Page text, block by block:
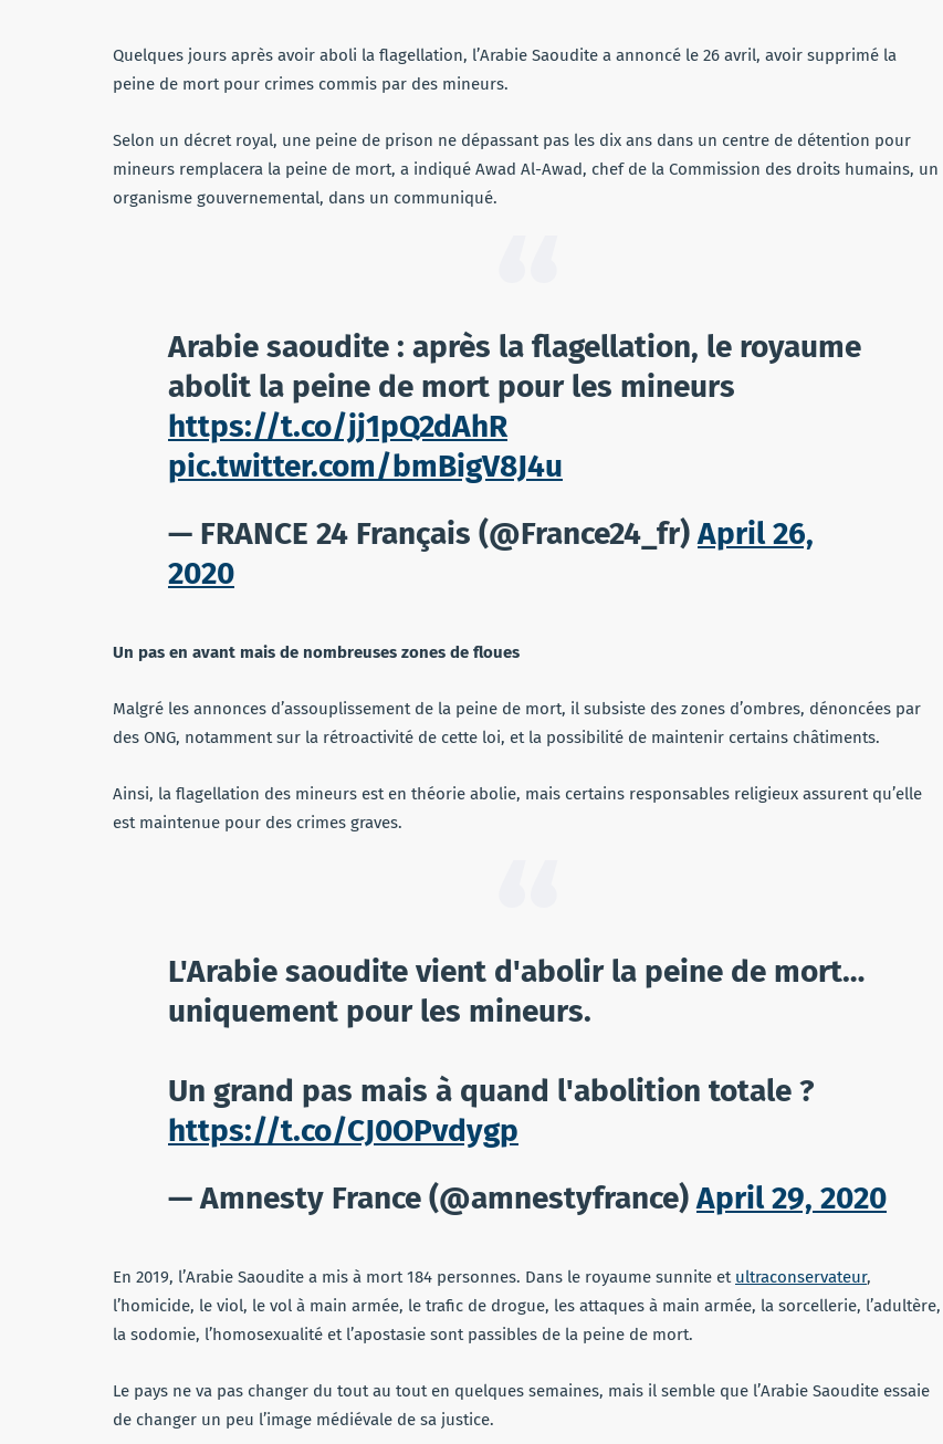
Quelques jours après avoir aboli la flagellation, l’Arabie Saoudite a annoncé le 26 avril, avoir supprimé la
peine de mort pour crimes commis par des mineurs.
Selon un décret royal, une peine de prison ne dépassant pas les dix ans dans un centre de détention pour
mineurs remplacera la peine de mort, a indiqué Awad Al-Awad, chef de la Commission des droits humains, un
organisme gouvernemental, dans un communiqué.
Arabie saoudite : après la flagellation, le royaume
abolit la peine de mort pour les mineurs
https://t.co/jj1pQ2dAhR
pic.twitter.com/bmBigV8J4u
— FRANCE 24 Français (@France24_fr)April 26,
2020
Un pas en avant mais de nombreuses zones de floues
Malgré les annonces d’assouplissement de la peine de mort, il subsiste des zones d’ombres, dénoncées par
des ONG, notamment sur la rétroactivité de cette loi, et la possibilité de maintenir certains châtiments.
Ainsi, la flagellation des mineurs est en théorie abolie, mais certains responsables religieux assurent qu’elle
est maintenue pour des crimes graves.
L'Arabie saoudite vient d'abolir la peine de mort…
uniquement pour les mineurs.
Un grand pas mais à quand l'abolition totale ?
https://t.co/CJ0OPvdygp
— Amnesty France (@amnestyfrance)April 29, 2020
En 2019, l’Arabie Saoudite a mis à mort 184 personnes. Dans le royaume sunnite et ultraconservateur,
l’homicide, le viol, le vol à main armée, le trafic de drogue, les attaques à main armée, la sorcellerie, l’adultère,
la sodomie, l’homosexualité et l’apostasie sont passibles de la peine de mort.
Le pays ne va pas changer du tout au tout en quelques semaines, mais il semble que l’Arabie Saoudite essaie
de changer un peu l’image médiévale de sa justice.